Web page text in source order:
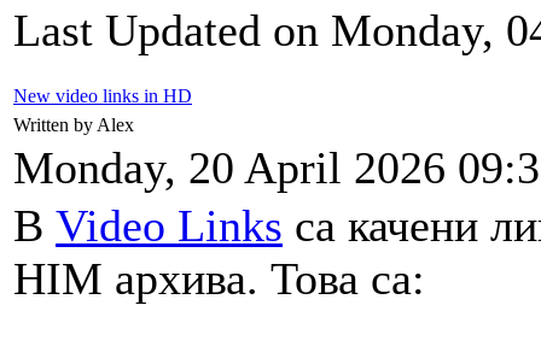
Last Updated on Monday,
New video links in HD
Written by Alex
Monday, 20 April 2026
В Video Links са качени
HIM архива. Това са: